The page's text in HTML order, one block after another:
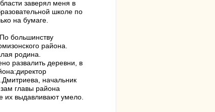
заверял меня в
школе по
на бумаге.
большинству
района.
родина.
развалить деревни, в
начальник
главы района
их выдавливают умело.